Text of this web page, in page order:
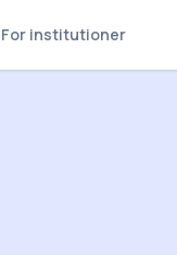
For institutioner